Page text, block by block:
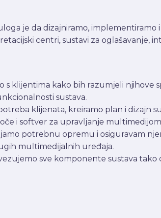
je da dizajniramo,
centri, sustavi za oglašavanje,
s klijentima kako bih razumjeli
sustava.
klijenata, kreiramo plan i dizajn
i softver za upravljanje
potrebnu opremu i osiguravam
multimedijalnih uređaja.
sve komponente sustava tako